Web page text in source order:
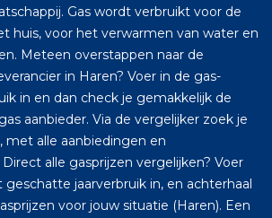
Gas wordt verbruikt voor de
huis, voor het verwarmen van water en
Meteen overstappen naar de
in Haren? Voer in de gas-
in en dan check je gemakkelijk de
aanbieder. Via de vergelijker zoek je
met alle aanbiedingen en
alle gasprijzen vergelijken? Voer
jaarverbruik in, en achterhaal
voor jouw situatie (Haren). Een